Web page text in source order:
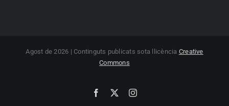
Agost de 2026 | Continguts publicats sota llicència Creative
Commons
Facebook Instagram